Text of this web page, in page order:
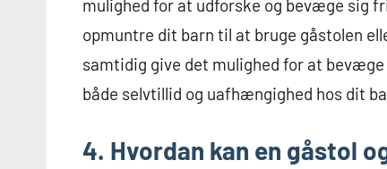
mulighed for at udforske og bevæge sig
opmuntre dit barn til at bruge gåstolen
samtidig give det mulighed for at
både selvtillid og uafhængighed hos dit
4. Hvordan kan en gåstol